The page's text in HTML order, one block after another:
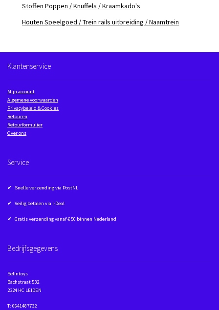
Stoffen Poppen / Knuffels / Kraamkado's
Houten Speelgoed / Trein rails uitbreiding / Naamtrein
Klantenservice
Mijn account
Algemene voorwaarden
Privacybeleid & Cookies
Retouren
Retourformulier
Over ons
Service
✔ Snelle verzending via PostNL
✔ Veilig betalen via i-Deal
✔ Gratis verzending vanaf € 50 binnen Nederland
Bedrijfsgegevens
Selintoys
Bachstraat 532
2324 HC LEIDEN
T: 0641487732